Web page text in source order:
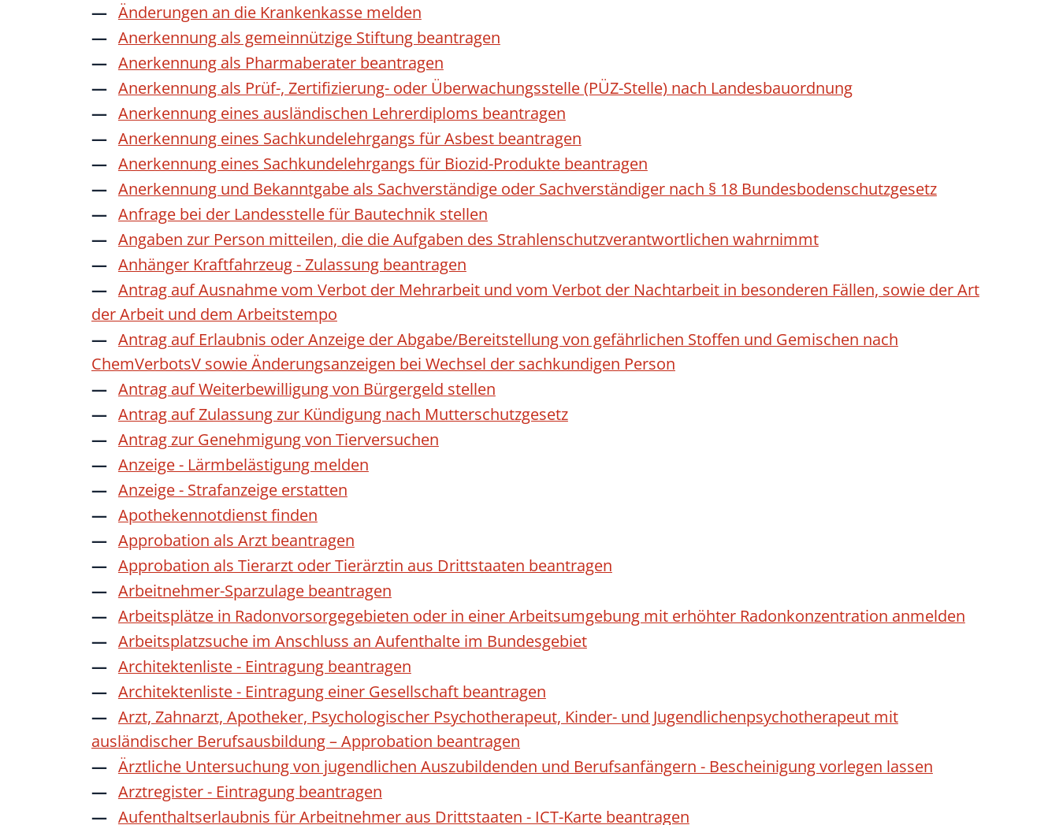
Änderungen an die Krankenkasse melden
Anerkennung als gemeinnützige Stiftung beantragen
Anerkennung als Pharmaberater beantragen
Anerkennung als Prüf-, Zertifizierung- oder Überwachungsstelle (PÜZ-Stelle) nach Landesbauordnung
Anerkennung eines ausländischen Lehrerdiploms beantragen
Anerkennung eines Sachkundelehrgangs für Asbest beantragen
Anerkennung eines Sachkundelehrgangs für Biozid-Produkte beantragen
Anerkennung und Bekanntgabe als Sachverständige oder Sachverständiger nach § 18 Bundesbodenschutzgesetz
Anfrage bei der Landesstelle für Bautechnik stellen
Angaben zur Person mitteilen, die die Aufgaben des Strahlenschutzverantwortlichen wahrnimmt
Anhänger Kraftfahrzeug - Zulassung beantragen
Antrag auf Ausnahme vom Verbot der Mehrarbeit und vom Verbot der Nachtarbeit in besonderen Fällen, sowie der Art
der Arbeit und dem Arbeitstempo
Antrag auf Erlaubnis oder Anzeige der Abgabe/Bereitstellung von gefährlichen Stoffen und Gemischen nach
ChemVerbotsV sowie Änderungsanzeigen bei Wechsel der sachkundigen Person
Antrag auf Weiterbewilligung von Bürgergeld stellen
Antrag auf Zulassung zur Kündigung nach Mutterschutzgesetz
Antrag zur Genehmigung von Tierversuchen
Anzeige - Lärmbelästigung melden
Anzeige - Strafanzeige erstatten
Apothekennotdienst finden
Approbation als Arzt beantragen
Approbation als Tierarzt oder Tierärztin aus Drittstaaten beantragen
Arbeitnehmer-Sparzulage beantragen
Arbeitsplätze in Radonvorsorgegebieten oder in einer Arbeitsumgebung mit erhöhter Radonkonzentration anmelden
Arbeitsplatzsuche im Anschluss an Aufenthalte im Bundesgebiet
Architektenliste - Eintragung beantragen
Architektenliste - Eintragung einer Gesellschaft beantragen
Arzt, Zahnarzt, Apotheker, Psychologischer Psychotherapeut, Kinder- und Jugendlichenpsychotherapeut mit
ausländischer Berufsausbildung – Approbation beantragen
Ärztliche Untersuchung von jugendlichen Auszubildenden und Berufsanfängern - Bescheinigung vorlegen lassen
Arztregister - Eintragung beantragen
Aufenthaltserlaubnis für Arbeitnehmer aus Drittstaaten - ICT-Karte beantragen